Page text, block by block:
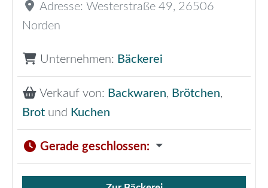
Adresse: Westerstraße 49, 26506
Norden
Unternehmen: Bäckerei
Verkauf von: Backwaren, Brötchen,
Brot und Kuchen
Gerade geschlossen: